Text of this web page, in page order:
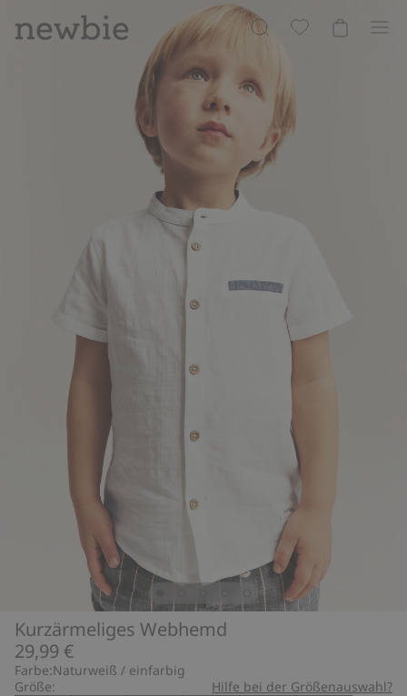
Kurzärmeliges Webhemd
29,99 €
Farbe:Naturweiß / einfarbig
Größe:
Hilfe bei der Größenauswahl?